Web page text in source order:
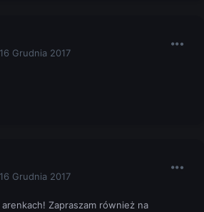
16 Grudnia 2017
16 Grudnia 2017
arenkach! Zapraszam również na